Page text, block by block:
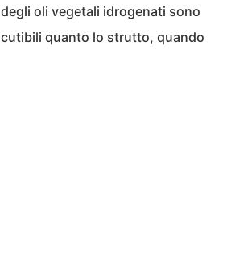
oli vegetali idrogenati sono
quanto lo strutto, quando